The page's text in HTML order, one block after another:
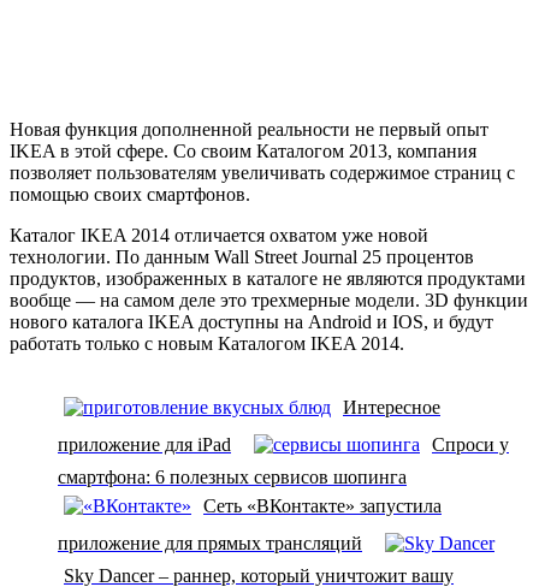
Новая функция дополненной реальности не первый опыт
IKEA в этой сфере. Со своим Каталогом 2013, компания
позволяет пользователям увеличивать содержимое страниц с
помощью своих смартфонов.
Каталог IKEA 2014 отличается охватом уже новой
технологии. По данным Wall Street Journal 25 процентов
продуктов, изображенных в каталоге не являются продуктами
вообще — на самом деле это трехмерные модели. 3D функции
нового каталога IKEA доступны на Android и IOS, и будут
работать только с новым Каталогом IKEA 2014.
Интересное
приложение для iPad
Спроси у
смартфона: 6 полезных cервисов шопинга
Сеть «ВКонтакте» запустила
приложение для прямых трансляций
Sky Dancer – раннер, который уничтожит вашу